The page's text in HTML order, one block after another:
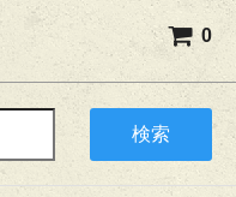
0
検索